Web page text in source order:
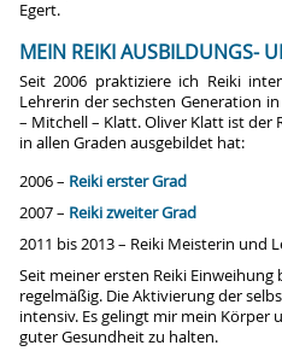
Egert.
MEIN REIKI AUSBILDUNGS-
Seit 2006 praktiziere ich Reiki
Lehrerin der sechsten Generation
– Mitchell – Klatt. Oliver Klatt ist der
in allen Graden ausgebildet hat:
2006 – Reiki erster Grad
2007 – Reiki zweiter Grad
2011 bis 2013 – Reiki Meisterin und
Seit meiner ersten Reiki Einweihung
regelmäßig. Die Aktivierung der
intensiv. Es gelingt mir mein Körper
guter Gesundheit zu halten.